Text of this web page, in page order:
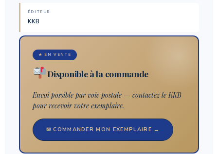
ÉDITEUR
KKB
★ EN VENTE
Disponible à la commande
Envoi possible par voie postale — contactez le KKB
pour recevoir votre exemplaire.
✉ COMMANDER MON EXEMPLAIRE →